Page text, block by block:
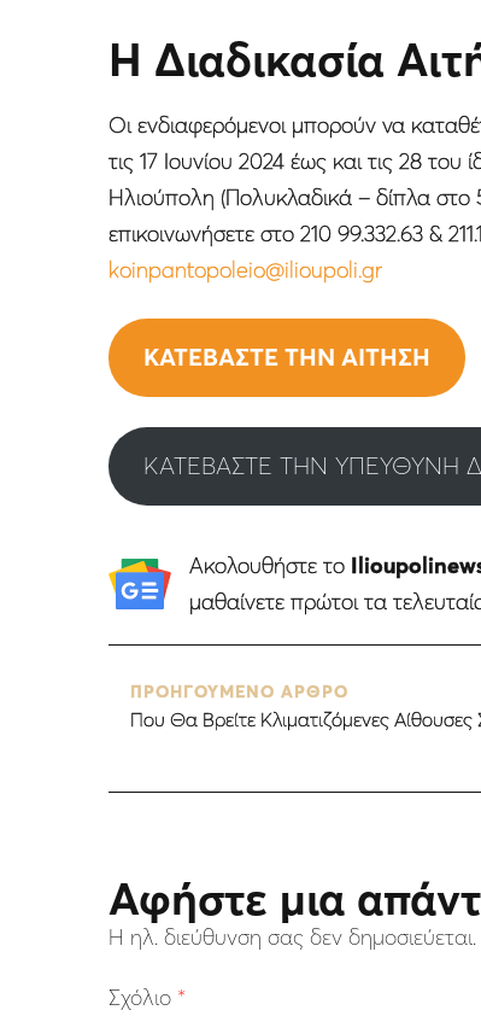
Η Διαδικασία
Οι ενδιαφερόμενοι μπορούν να
τις 17 Ιουνίου 2024 έως και τις 28
Ηλιούπολη (Πολυκλαδικά – δίπλα στο
επικοινωνήσετε στο 210 99.332.63 &
koinpantopoleio@ilioupoli.gr
ΚΑΤΕΒΑΣΤΕ ΤΗΝ ΑΙΤΗΣΗ
ΚΑΤΕΒΑΣΤΕ ΤΗΝ ΥΠΕΥΘΥΝΗ
Ακολουθήστε το
μαθαίνετε πρώτοι τα
ΠΡΟΗΓΟΥΜΕΝΟ ΑΡΘΡΟ
Που Θα Βρείτε Κλιματιζόμενες
Αφήστε μια
Η ηλ. διεύθυνση σας δεν δημοσιεύεται.
Σχόλιο *